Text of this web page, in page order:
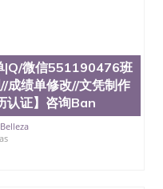
留学回国人员证明
档可查。 3、留信网
终身受用。 四、办理
院、商学院、交流学
院、工程学院、健康
学学院、人文学院、
|Q/微信551190476班
成绩单修改//文凭制作
认证】咨询Ban